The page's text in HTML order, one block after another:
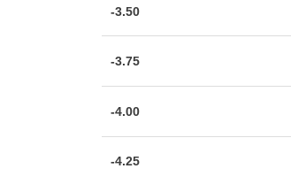
-3.50
-3.75
-4.00
-4.25